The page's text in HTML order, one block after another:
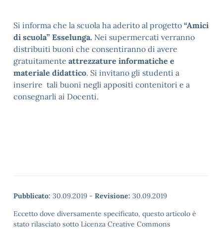
Si informa che la scuola ha aderito al progetto “Amici
di scuola” Esselunga. Nei supermercati verranno
distribuiti buoni che consentiranno di avere
gratuitamente attrezzature informatiche e
materiale didattico. Si invitano gli studenti a
inserire tali buoni negli appositi contenitori e a
consegnarli ai Docenti.
Pubblicato: 30.09.2019 - Revisione: 30.09.2019
Eccetto dove diversamente specificato, questo articolo è
stato rilasciato sotto Licenza Creative Commons